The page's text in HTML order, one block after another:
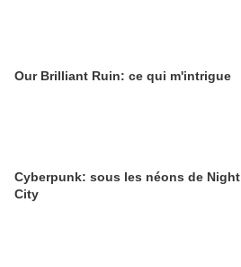
Our Brilliant Ruin: ce qui m'intrigue
Cyberpunk: sous les néons de Night
City